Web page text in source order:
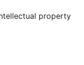
property